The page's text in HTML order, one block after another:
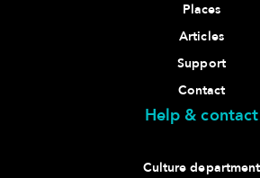
Places
Articles
Support
Contact
Help & contact
Culture department